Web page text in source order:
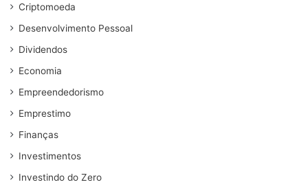
Criptomoeda
Desenvolvimento Pessoal
Dividendos
Economia
Empreendedorismo
Emprestimo
Finanças
Investimentos
Investindo do Zero